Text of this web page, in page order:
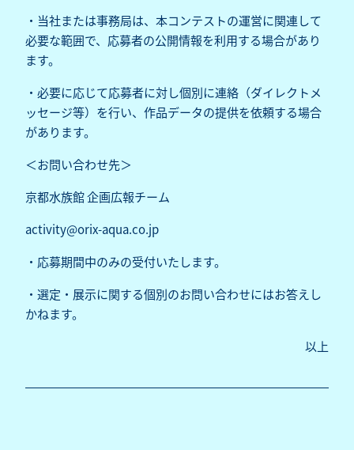
・当社または事務局は、本コンテストの運営に関連して
必要な範囲で、応募者の公開情報を利用する場合があり
ます。
・必要に応じて応募者に対し個別に連絡（ダイレクトメ
ッセージ等）を行い、作品データの提供を依頼する場合
があります。
＜お問い合わせ先＞
京都水族館 企画広報チーム
activity@orix-aqua.co.jp
・応募期間中のみの受付いたします。
・選定・展示に関する個別のお問い合わせにはお答えし
かねます。
以上